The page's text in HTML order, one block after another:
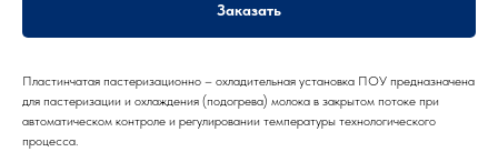
Заказать
Пластинчатая пастеризационно – охладительная установка ПОУ предназначена
для пастеризации и охлаждения (подогрева) молока в закрытом потоке при
автоматическом контроле и регулировании температуры технологического
процесса.